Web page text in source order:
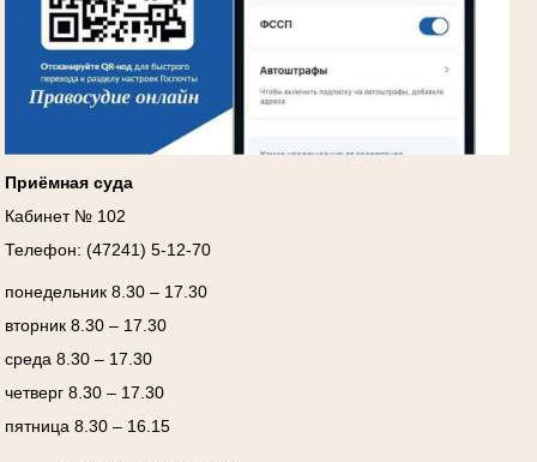
Приёмная суда
Кабинет № 102
Телефон: (47241) 5-12-70
понедельник 8.30 – 17.30
вторник 8.30 – 17.30
среда 8.30 – 17.30
четверг 8.30 – 17.30
пятница 8.30 – 16.15